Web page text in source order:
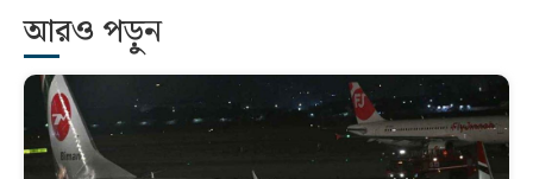
আরও পড়ুন